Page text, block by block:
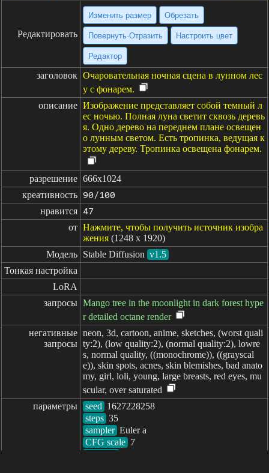
Редактировать
Изменить размер Обрезать
Повернуть·Отразить Настроить цвет
Редактор
заголовок Очаровательная ночная сцена в лунном лес
у с фонарем.
описание Изображение представляет собой темный л
ес ночью. Полная луна светит сквозь деревь
я. Одно дерево на переднем плане освещен
о лунным светом. Есть тропинка, ведущая к
этому дереву. Тропинка освещена фонарем.
разрешение 666x1024
креативность 90/100
нравится 47
от Нажмите, чтобы получить источник изобра
жения (1248 x 1920)
Модель Stable Diffusion v1.5
Тонкая настройка
LoRA
запросы Mango tree in the moonlight in dark forest hype
r detailed octane render
негативные
запросы
neon, 3d, cartoon, anime, sketches, (worst quali
ty:2), (low quality:2), (normal quality:2), lowre
s, normal quality, ((monochrome)), ((grayscal
e)), skin spots, acnes, skin blemishes, bad anato
my, girl, loli, young, large breasts, red eyes, mu
scular, over saturated
параметры
seed
steps
sampler
CFG scale